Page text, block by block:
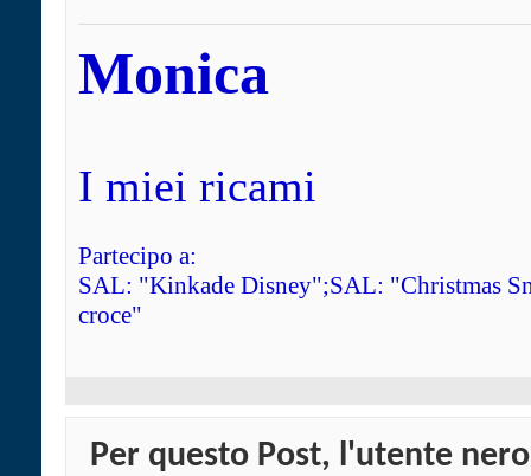
Monica
I miei ricami
Partecipo a:
SAL: "Kinkade Disney";SAL: "Christmas
croce"
Per questo Post, l'utente